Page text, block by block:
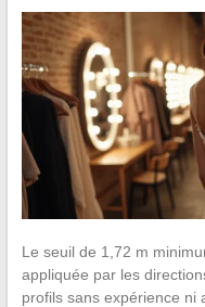
Le seuil de 1,72 m
appliquée par les
profils sans expérience ni